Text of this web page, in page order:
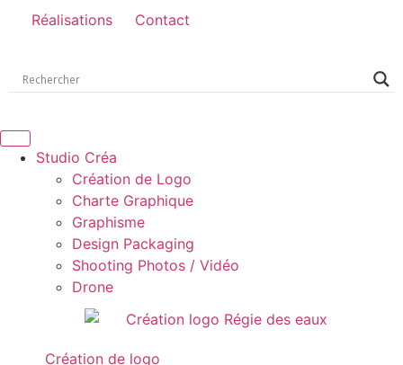
Réalisations Contact
Studio Créa
Création de Logo
Charte Graphique
Graphisme
Design Packaging
Shooting Photos / Vidéo
Drone
Création de logo